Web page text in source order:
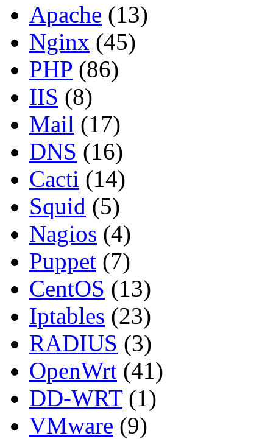
Apache (13)
Nginx (45)
PHP (86)
IIS (8)
Mail (17)
DNS (16)
Cacti (14)
Squid (5)
Nagios (4)
Puppet (7)
CentOS (13)
Iptables (23)
RADIUS (3)
OpenWrt (41)
DD-WRT(1)
VMware (9)